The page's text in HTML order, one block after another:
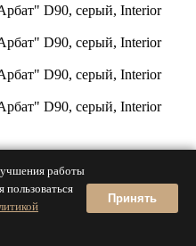
D90, серый, Interior
работы
пользоваться
Принять